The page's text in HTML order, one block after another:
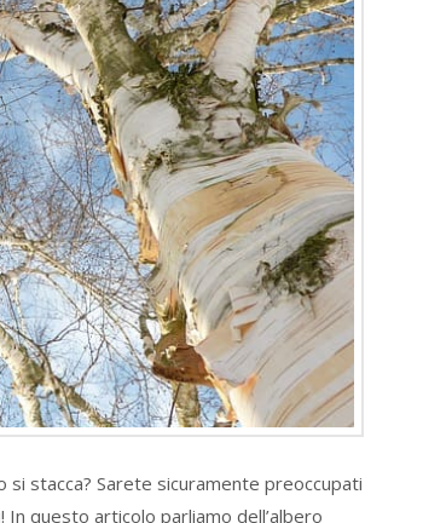
stacca? Sarete sicuramente preoccupati
questo articolo parliamo dell’albero